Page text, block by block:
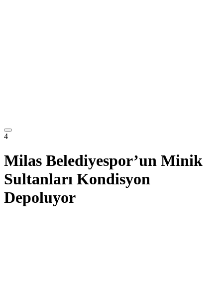
4
Milas Belediyespor’un Minik
Sultanları Kondisyon
Depoluyor